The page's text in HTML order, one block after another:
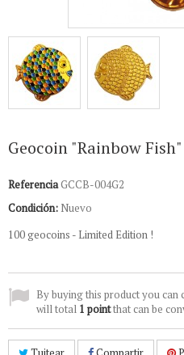
Geocoin "Rainbow
ReferenciaGCCB-004G2
Condición: Nuevo
100 geocoins - Limited Edition !
By buying this product you can
will total 1 pointthat can be